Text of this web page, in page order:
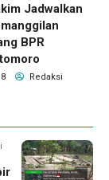
Jadwalkan
BPR
8 Redaksi